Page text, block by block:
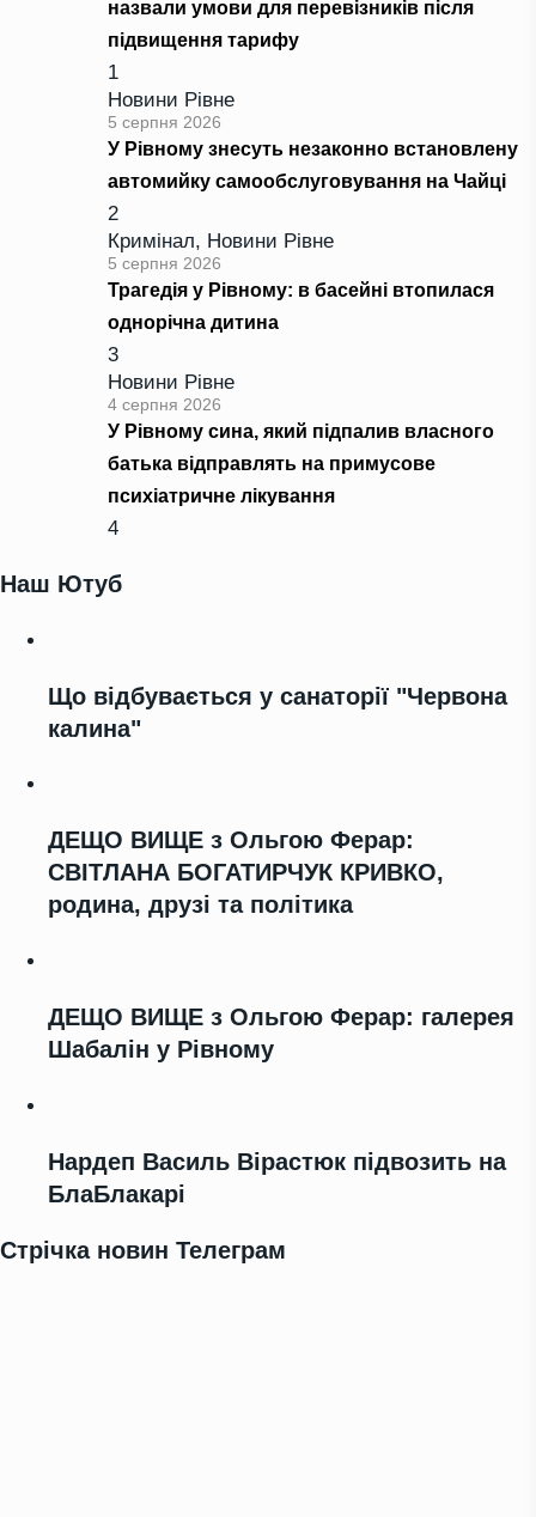
назвали умови для перевізників після
підвищення тарифу
1
Новини Рівне
5 серпня 2026
У Рівному знесуть незаконно встановлену
автомийку самообслуговування на Чайці
2
Кримінал, Новини Рівне
5 серпня 2026
Трагедія у Рівному: в басейні втопилася
однорічна дитина
3
Новини Рівне
4 серпня 2026
У Рівному сина, який підпалив власного
батька відправлять на примусове
психіатричне лікування
4
Наш Ютуб
Що відбувається у санаторії "Червона
калина"
ДЕЩО ВИЩЕ з Ольгою Ферар:
СВІТЛАНА БОГАТИРЧУК КРИВКО,
родина, друзі та політика
ДЕЩО ВИЩЕ з Ольгою Ферар: галерея
Шабалін у Рівному
Нардеп Василь Вірастюк підвозить на
БлаБлакарі
Стрічка новин Телеграм